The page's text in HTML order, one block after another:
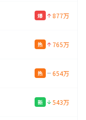
爆 877万
热 765万
热 654万
新 543万